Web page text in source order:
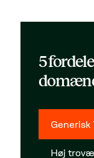
5
Generisk
Høj